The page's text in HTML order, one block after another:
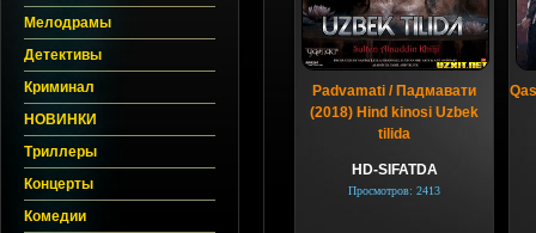
Мелодрамы
Детективы
Криминал
НОВИНКИ
Триллеры
Концерты
Комедии
Padvamati / Падмавати
(2018) Hind kinosi Uzbek
tilida
HD-SIFATDA
Просмотров: 2413